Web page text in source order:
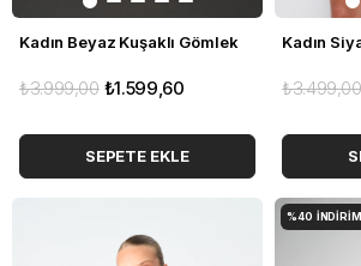
Kadın Beyaz Kuşaklı Gömlek
₺1.599,60
₺3.999,00
SEPETE EKLE
Kadın
₺3.499,00
%40 İNDIRIM